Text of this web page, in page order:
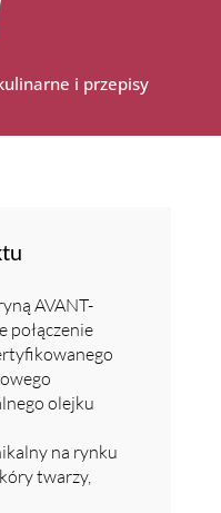
i przepisy
AVANT-
połączenie
olejku
na rynku
twarzy,